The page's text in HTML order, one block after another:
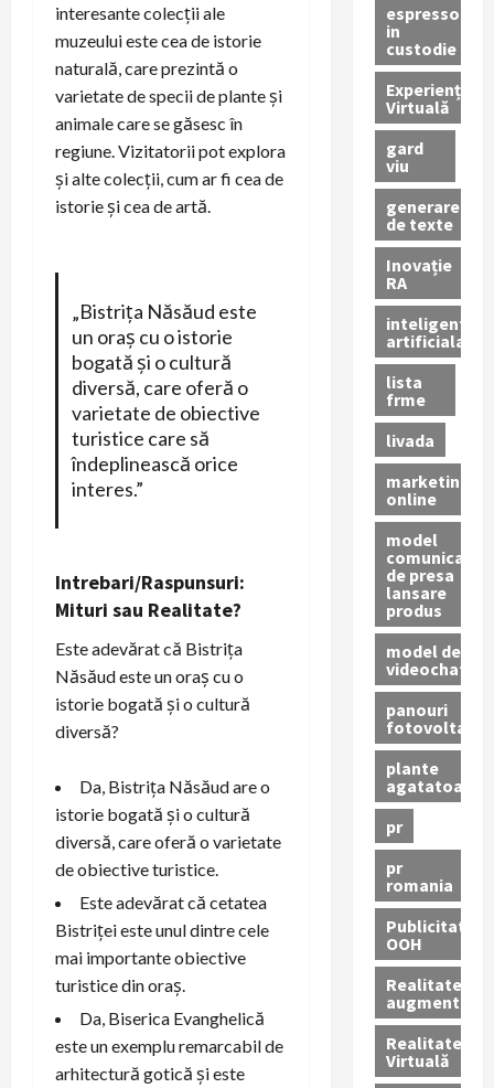
interesante colecții ale
muzeului este cea de istorie
naturală, care prezintă o
varietate de specii de plante și
animale care se găsesc în
regiune. Vizitatorii pot explora
și alte colecții, cum ar fi cea de
istorie și cea de artă.
„Bistrița Năsăud este
un oraș cu o istorie
bogată și o cultură
diversă, care oferă o
varietate de obiective
turistice care să
îndeplinească orice
interes.”
Intrebari/Raspunsuri:
Mituri sau Realitate?
Este adevărat că Bistrița
Năsăud este un oraș cu o
istorie bogată și o cultură
diversă?
Da, Bistrița Năsăud are o
istorie bogată și o cultură
diversă, care oferă o varietate
de obiective turistice.
Este adevărat că cetatea
Bistriței este unul dintre cele
mai importante obiective
turistice din oraș.
Da, Biserica Evanghelică
este un exemplu remarcabil de
arhitectură gotică și este
espressor
in
custodie
Experiență
Virtuală
gard
viu
generare
de texte
Inovație
RA
inteligenta
artificiala
lista
frme
livada
marketing
online
model
comunicat
de presa
lansare
produs
model de
videochat
panouri
fotovoltaice
plante
agatatoare
pr
pr
romania
Publicitate
OOH
Realitatea
augmentată
Realitatea
Virtuală